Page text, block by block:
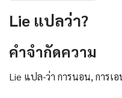
Lie แปลว่า?
คําจํากัดความ
Lie แปล-ว่า การนอน, การเ